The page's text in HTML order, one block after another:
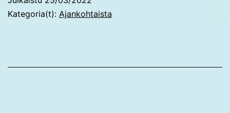
Kategoria(t): Ajankohtaista